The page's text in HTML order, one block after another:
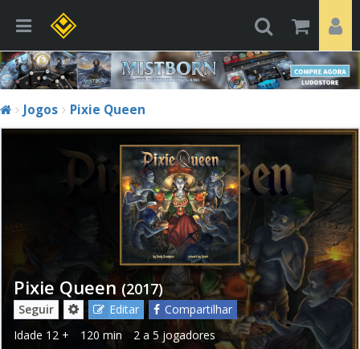
Jogos Pixie Queen
Pixie Queen (2017)
Seguir Editar
Compartilhar
Idade 12 + 120 min 2 a 5 jogadores